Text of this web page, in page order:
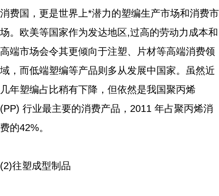
消费国，更是世界上*潜力的塑编生产市场和消费市
场。欧美等国家作为发达地区,过高的劳动力成本和
高端市场会令其更倾向于注塑、片材等高端消费领
域，而低端塑编等产品则多从发展中国家。虽然近
几年塑编占比稍有下降，但依然是我国聚丙烯
(PP) 行业最主要的消费产品，2011 年占聚丙烯消
费的42%。
(2)往塑成型制品